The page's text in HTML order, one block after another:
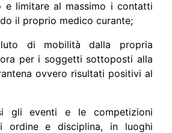
e limitare al massimo i contatti
il proprio medico curante;
di mobilità dalla propria
per i soggetti sottoposti alla
ovvero risultati positivi al
gli eventi e le competizioni
ordine e disciplina, in luoghi